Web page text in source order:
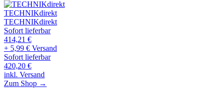
TECHNIKdirekt
TECHNIKdirekt
Sofort lieferbar
414,21 €
+ 5,99 € Versand
Sofort lieferbar
420,20 €
inkl. Versand
Zum Shop →